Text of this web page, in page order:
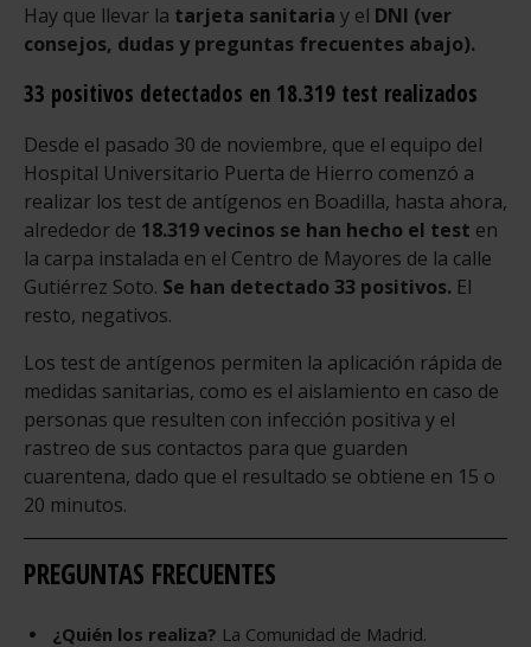
Hay que llevar la tarjeta sanitaria y el DNI (ver
consejos, dudas y preguntas frecuentes abajo).
33 positivos detectados en 18.319 test realizados
Desde el pasado 30 de noviembre, que el equipo del
Hospital Universitario Puerta de Hierro comenzó a
realizar los test de antígenos en Boadilla, hasta ahora,
alrededor de 18.319 vecinos se han hecho el test en
la carpa instalada en el Centro de Mayores de la calle
Gutiérrez Soto. Se han detectado 33 positivos. El
resto, negativos.
Los test de antígenos permiten la aplicación rápida de
medidas sanitarias, como es el aislamiento en caso de
personas que resulten con infección positiva y el
rastreo de sus contactos para que guarden
cuarentena, dado que el resultado se obtiene en 15 o
20 minutos.
PREGUNTAS FRECUENTES
¿Quién los realiza? La Comunidad de Madrid.